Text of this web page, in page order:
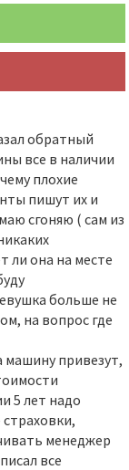
обратный
все в наличии
плохие
пишут их и
сгоняю ( сам из
ли она на месте
больше не
на вопрос где
машину привезут,
5 лет надо
менеджер
все